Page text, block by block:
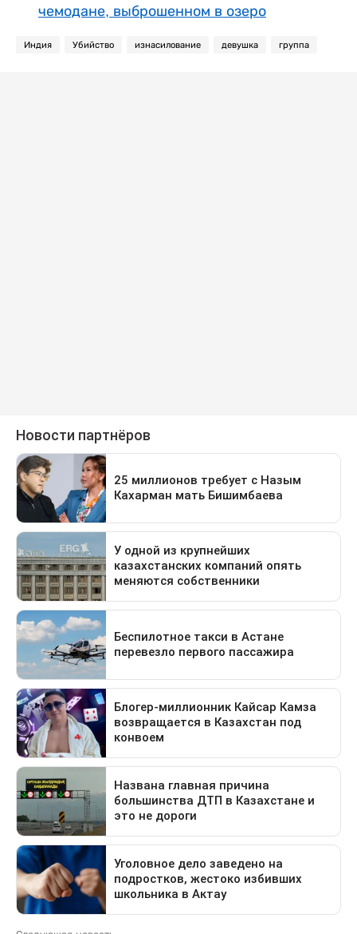
чемодане, выброшенном в озеро
Индия Убийство изнасилование девушка группа